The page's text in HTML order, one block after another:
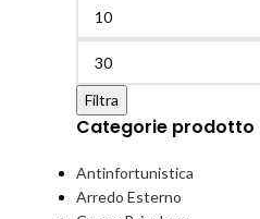
Filtra
Categorie prodotto
Antinfortunistica
Arredo Esterno